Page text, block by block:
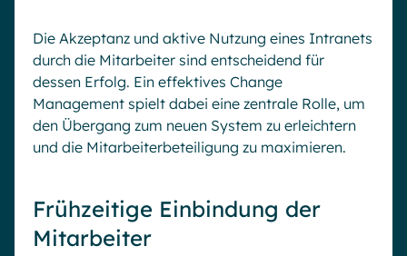
Die Akzeptanz und aktive Nutzung eines Intranets
durch die Mitarbeiter sind entscheidend für
dessen Erfolg. Ein effektives Change
Management spielt dabei eine zentrale Rolle, um
den Übergang zum neuen System zu erleichtern
und die Mitarbeiterbeteiligung zu maximieren.
Frühzeitige Einbindung der
Mitarbeiter